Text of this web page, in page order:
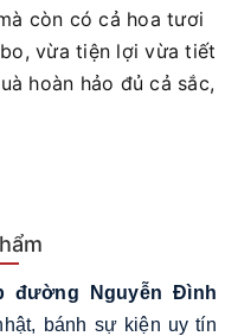
còn có cả hoa tươi
vừa tiện lợi vừa tiết
hoàn hảo đủ cả sắc,
đường Nguyễn Đình
bánh sự kiện uy tín